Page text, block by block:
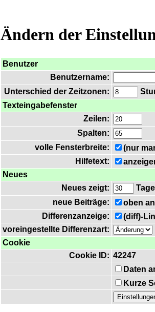
Ändern der
Benutzer
Benutzername:
Unterschied der Zeitzonen:
Texteingabefenster
Zeilen:
Spalten:
volle Fensterbreite:
(nur
Hilfetext:
Neues
Neues zeigt:
Tage
neue Beiträge:
oben
Differenzanzeige:
(diff)-
voreingestellte Differenzart:
Cookie
Cookie ID: 42247
Daten
Kurze